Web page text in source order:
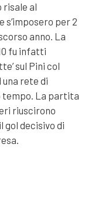
risale al
s’imposero per 2
anno. La
fu infatti
sul Pini col
una rete di
tempo. La partita
riuscirono
gol decisivo di